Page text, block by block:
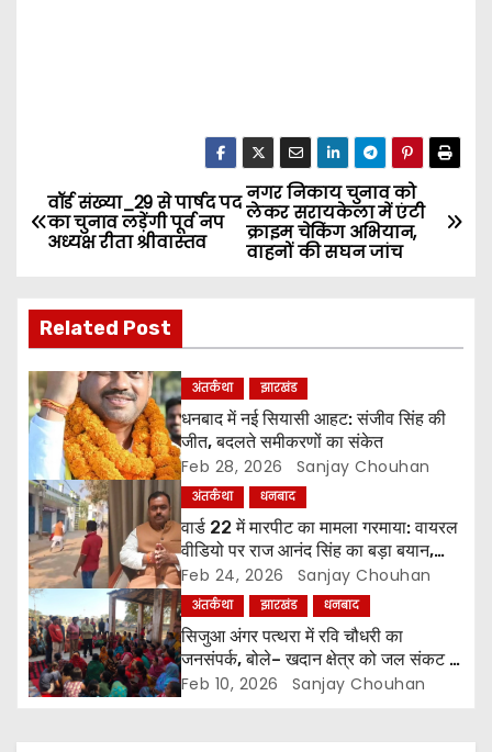
P
o
t
n
a
v
i
g
a
t
नगर निकाय चुनाव को
लेकर सरायकेला में एंटी
क्राइम चेकिंग अभियान,
वाहनों की सघन जांच
वॉर्ड संख्या_29 से पार्षद पद
का चुनाव लड़ेंगी पूर्व नप
अध्यक्ष रीता श्रीवास्तव
Related Post
अंतर्कथा झारखंड
धनबाद में नई सियासी आहट: संजीव सिंह की
जीत, बदलते समीकरणों का संकेत
Feb 28, 2026 Sanjay Chouhan
अंतर्कथा धनबाद
वार्ड 22 में मारपीट का मामला गरमाया: वायरल
वीडियो पर राज आनंद सिंह का बड़ा बयान,
अरुण सिंह पर लगाए गंभीर आरोप
Feb 24, 2026 Sanjay Chouhan
अंतर्कथा झारखंड धनबाद
सिजुआ अंगर पत्थरा में रवि चौधरी का
जनसंपर्क, बोले– खदान क्षेत्र को जल संकट से
मुक्त कराना मेरी पहली प्राथमिकता
Feb 10, 2026 Sanjay Chouhan